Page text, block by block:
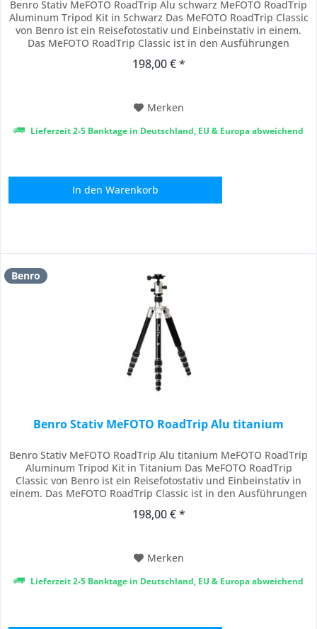
Benro Stativ MeFOTO RoadTrip Alu schwarz MeFOTO RoadTrip
Aluminum Tripod Kit in Schwarz Das MeFOTO RoadTrip Classic
von Benro ist ein Reisefotostativ und Einbeinstativ in einem.
Das MeFOTO RoadTrip Classic ist in den Ausführungen
ein vollwertiges Einbeinstativ umwandeln, indem Sie eines der
198,00 € *
Merken
Lieferzeit 2-5 Banktage in Deutschland, EU & Europa abweichend
In den Warenkorb
Benro
Benro Stativ MeFOTO RoadTrip Alu titanium
Benro Stativ MeFOTO RoadTrip Alu titanium MeFOTO RoadTrip
Aluminum Tripod Kit in Titanium Das MeFOTO RoadTrip
Classic von Benro ist ein Reisefotostativ und Einbeinstativ in
einem. Das MeFOTO RoadTrip Classic ist in den Ausführungen
ein vollwertiges Einbeinstativ umwandeln, indem Sie eines der
198,00 € *
Merken
Lieferzeit 2-5 Banktage in Deutschland, EU & Europa abweichend